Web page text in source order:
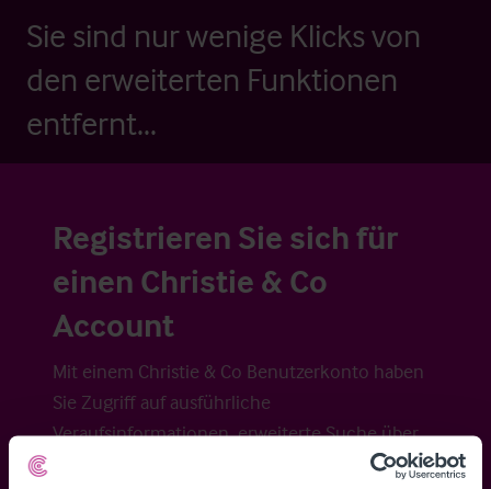
Sie sind nur wenige Klicks von
den erweiterten Funktionen
entfernt...
Registrieren Sie sich für
einen Christie & Co
Account
Mit einem Christie & Co Benutzerkonto haben
Sie Zugriff auf ausführliche
Veraufsinformationen, erweiterte Suche über